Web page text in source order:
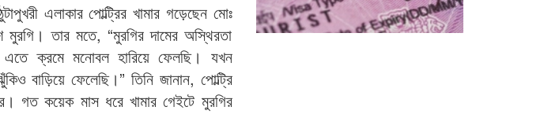
এলাকার পোল্ট্রির খামার গড়েছেন মোঃ
তার মতে, “মুরগির দামের অস্থিরতা
ক্রমে মনোবল হারিয়ে ফেলছি। যখন
বাড়িয়ে ফেলেছি।” তিনি জানান, পোল্ট্রি
গত কয়েক মাস ধরে খামার গেইটে মুরগির